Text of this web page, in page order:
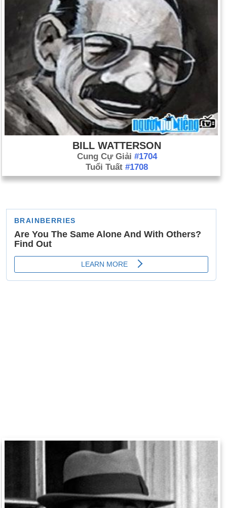
BILL WATTERSON
Cung Cự Giải #1704
Tuổi Tuất #1708